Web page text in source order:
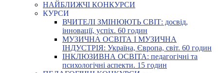
НАЙБЛИЖЧІ КОНКУРСИ
КУРСИ
ВЧИТЕЛІ ЗМІНЮЮТЬ СВІТ: досвід,
інновації, успіх. 60 годин
МУЗИЧНА ОСВІТА І МУЗИЧНА
ІНДУСТРІЯ: Україна, Європа, світ. 60 годин
ІНКЛЮЗИВНА ОСВІТА: педагогічні та
психологічні аспекти. 15 годин